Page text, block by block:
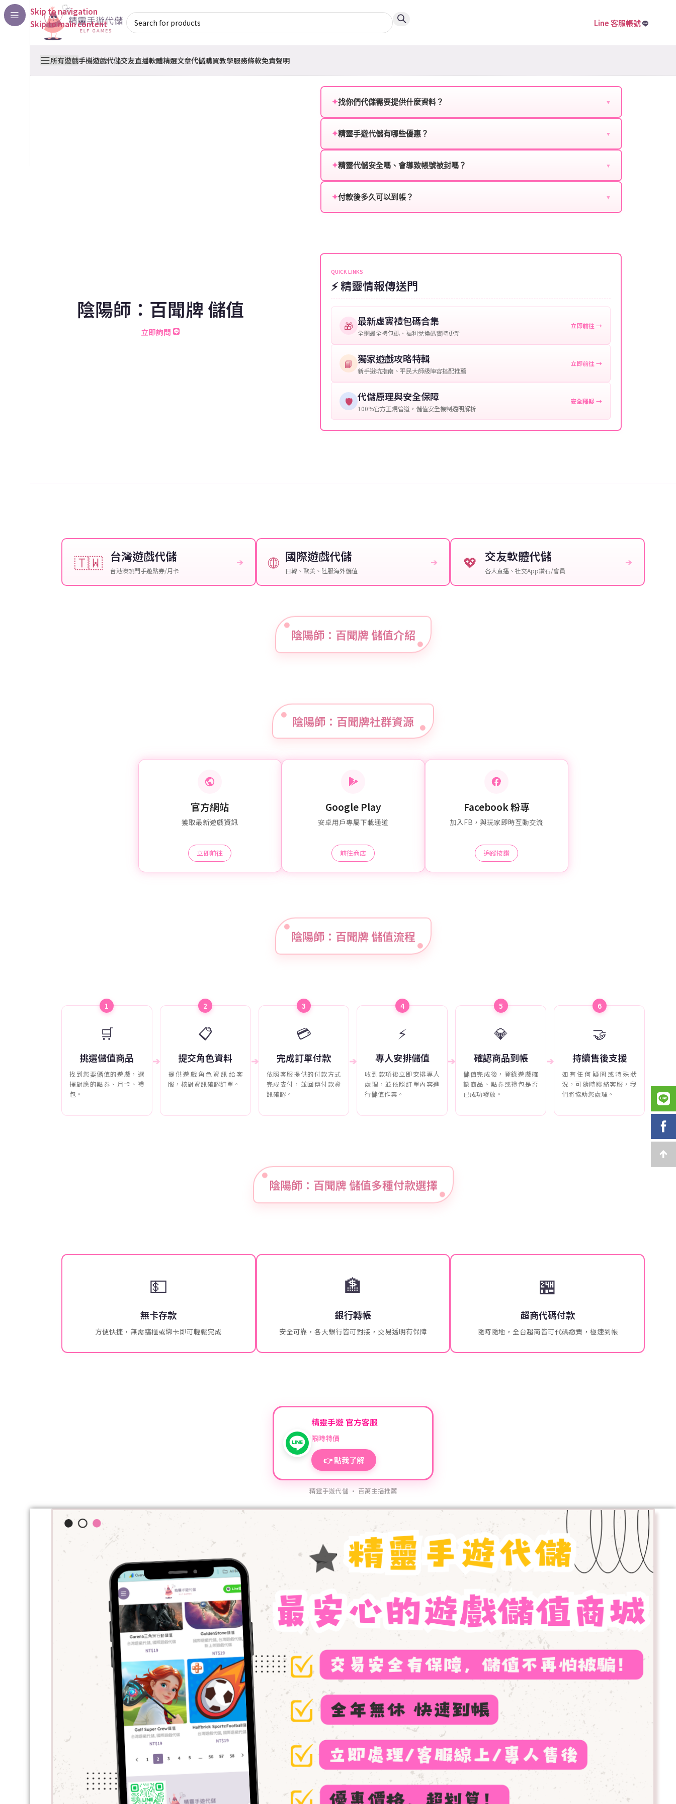
Skip to navigation
Skip to main content
Line 客服帳號
所有遊戲手機遊戲代儲交友直播軟體精選文章代儲購買教學服務條款免責聲明
陰陽師：百聞牌 儲值
立即詢問
✦找你們代儲需要提供什麼資料？ ▼
登入方式：您的遊戲登入方式（如Facebook、Google等）。
遊戲帳號：您的遊戲帳號或ID。
購買截圖：所購買商品的截圖以作確認。
提供這些信息能幫助我們更快地處理您的代儲需求，確保您盡享遊戲樂趣！
✦精靈手遊代儲有哪些優惠？ ▼
活動，儲值最低6折起，讓玩家隨時都能享有優惠價格。
✦精靈代儲安全嗎、會導致帳號被封嗎？ ▼
或異常儲值管道。您獲得的遊戲商品與官方購買的內容相同，可以安心使用。
✦付款後多久可以到帳？ ▼
QUICK LINKS
⚡ 精靈情報傳送門
🎁 最新虛寶禮包碼合集
全網最全禮包碼、福利兌換碼實時更新
立即前往 →
📘 獨家遊戲攻略特輯
新手避坑指南、平民大師級陣容搭配推薦
立即前往 →
🛡️ 代儲原理與安全保障
100%官方正規管道，儲值安全機制透明解析
安全釋疑 →
🇹🇼 台灣遊戲代儲
台港澳熱門手遊點券/月卡
➔ 🌐 國際遊戲代儲
日韓、歐美、陸服海外儲值
➔ 💖 交友軟體代儲
各大直播、社交App鑽石/會員
➔
陰陽師：百聞牌 儲值介紹
陰陽師：百聞牌社群資源
官方網站
獲取最新遊戲資訊
立即前往
Google Play
安卓用戶專屬下載通道
前往商店
Facebook 粉專
加入FB，與玩家即時互動交流
追蹤按讚
陰陽師：百聞牌 儲值流程
1
🛒
挑選儲值商品
找到您要儲值的遊戲，選
擇對應的點券、月卡、禮
包。
➔
2
📋
提交角色資料
提供遊戲角色資訊給客
服，核對資訊確認訂單。
➔
3
💳
完成訂單付款
依照客服提供的付款方式
完成支付，並回傳付款資
訊確認。
➔
4
⚡
專人安排儲值
收到款項後立即安排專人
處理，並依照訂單內容進
行儲值作業。
➔
5
💎
確認商品到帳
儲值完成後，登錄遊戲確
認商品、點券或禮包是否
已成功發放。
➔
6
🤝
持續售後支援
如有任何疑問或特殊狀
況，可隨時聯絡客服，我
們將協助您處理。
陰陽師：百聞牌 儲值多種付款選擇
💵
無卡存款
方便快捷，無需臨櫃或綁卡即可輕鬆完成
🏦
銀行轉帳
安全可靠，各大銀行皆可對接，交易透明有保障
🏪
超商代碼付款
隨時隨地，全台超商皆可代碼繳費，極速到帳
精靈手遊 官方客服
限時特價
👉 點我了解
精靈手遊代儲 · 百萬主播推薦